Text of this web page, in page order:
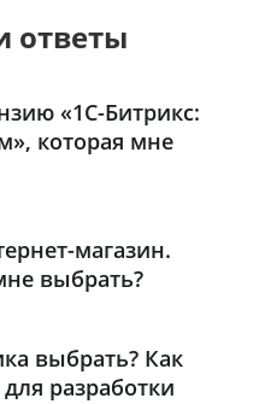
ответы
«1С-Битрикс:
которая мне
сайтом»
«Стандарт»,
таблицу
в которой наглядно
магазин.
выбрать?
, «Бизнес»
выбрать? Как
разработки